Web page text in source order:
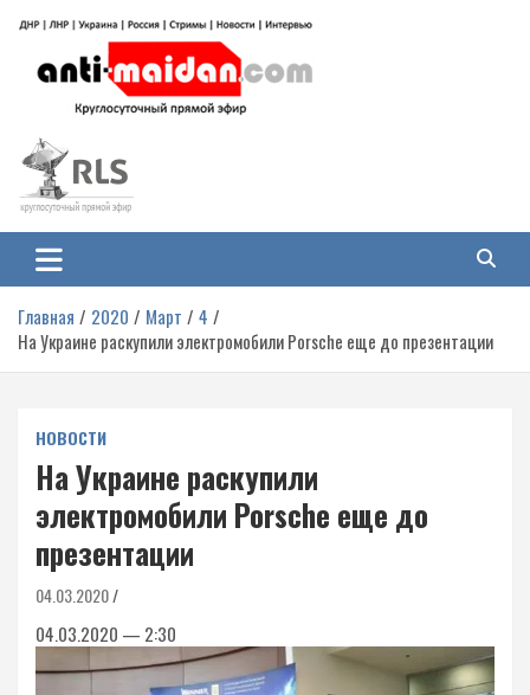
содержимому
Антимайдан: Гражданская война
на Украине
гражданской войне на Украине, включая события в Новороссии, ДНР,
ЛНР и других регионах.
Главная 2020 Март
4
На Украине раскупили электромобили Porsche еще до презентации
НОВОСТИ
На Украине раскупили
электромобили Porsche еще до
презентации
04.03.2020
04.03.2020 — 2:30